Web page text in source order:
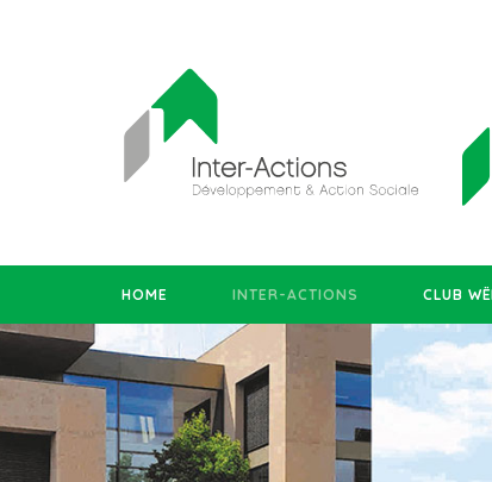
HOME INTER-ACTIONS CLUB